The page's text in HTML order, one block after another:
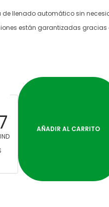
llenado automático sin
están garantizadas gracias
AÑADIR AL CARRITO